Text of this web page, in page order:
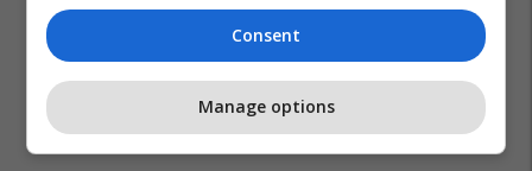
Ei Taxi Consent
Manage options